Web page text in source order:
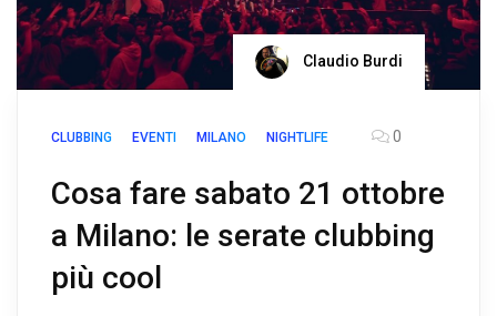
Claudio Burdi
CLUBBING EVENTI MILANO NIGHTLIFE 0
Cosa fare sabato 21 ottobre
a Milano: le serate clubbing
più cool